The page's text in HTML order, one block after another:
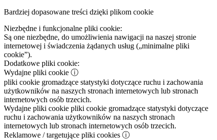
Bardziej dopasowane treści dzięki plikom cookie
Niezbędne i funkcjonalne pliki cookie:
Są one niezbędne, do umożliwienia nawigacji na naszej stronie
internetowej i świadczenia żądanych usług („minimalne pliki
cookie”).
Dodatkowe pliki cookie:
Wydajne pliki cookie ⓘ
pliki cookie gromadzące statystyki dotyczące ruchu i zachowania
użytkowników na naszych stronach internetowych lub stronach
internetowych osób trzecich.
Wydajne pliki cookie pliki cookie gromadzące statystyki dotyczące
ruchu i zachowania użytkowników na naszych stronach
internetowych lub stronach internetowych osób trzecich.
Reklamowe / targetujące pliki cookies ⓘ